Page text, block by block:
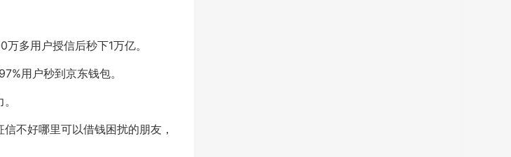
多用户授信后秒下1万亿。
用户秒到京东钱包。
不好哪里可以借钱困扰的朋友，